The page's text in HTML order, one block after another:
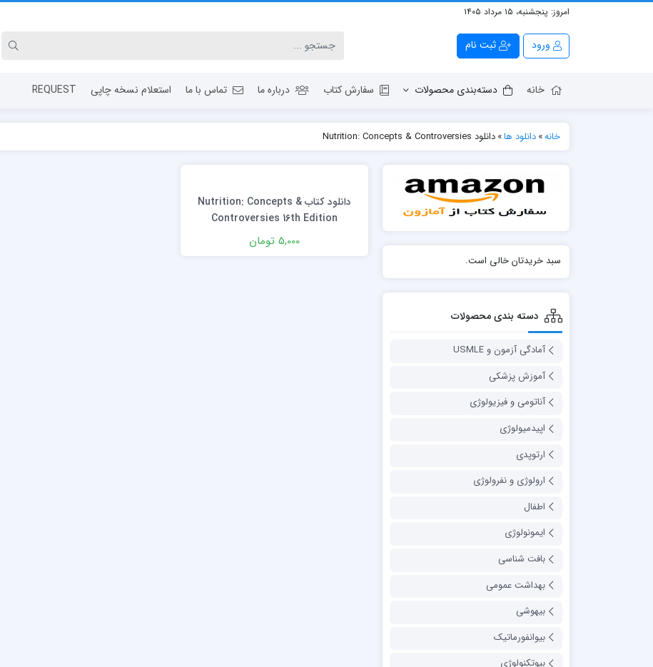
امروز: پنجشنبه، ۱۵ مرداد ۱۴۰۵
ورود ثبت نام
خانه دسته‌بندی محصولات سفارش کتاب درباره ما تماس با ما استعلام نسخه چاپی REQUEST
خانه»دانلود ها»دانلود Nutrition: Concepts & Controversies
دانلود كتاب Nutrition: Concepts &
Controversies 16th Edition
5,000 تومان
سبد خریدتان خالی است.
دسته بندی محصولات
آمادگی آزمون و USMLE
آموزش پزشکی
آناتومی و فیزیولوژی
اپیدمیولوژی
ارتوپدی
ارولوژی و نفرولوژی
اطفال
ایمونولوژی
بافت شناسی
بهداشت عمومی
بیهوشی
بیوانفورماتیک
بیوتکنولوژی